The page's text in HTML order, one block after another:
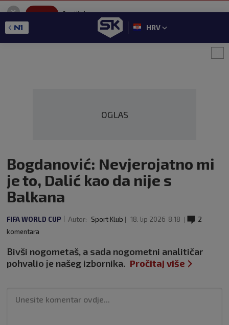
SportKlub
GET - On the Google Play
HRV
OGLAS
Bogdanović: Nevjerojatno mi
je to, Dalić kao da nije s
Balkana
FIFA WORLD CUP Autor: Sport Klub 18. lip 2026 8:18
2
komentara
Bivši nogometaš, a sada nogometni analitičar
pohvalio je našeg izbornika. Pročitaj više